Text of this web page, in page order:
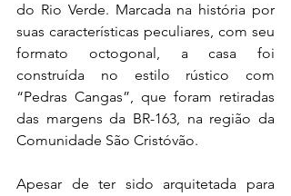
do Rio Verde. Marcada na história por
suas características peculiares, com seu
formato octogonal, a casa foi
construída no estilo rústico com
“Pedras Cangas”, que foram retiradas
das margens da BR-163, na região da
Comunidade São Cristóvão.
Apesar de ter sido arquitetada para